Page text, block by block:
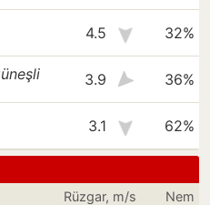
4.5 32%
3.9 36%
3.1 62%
Rüzgar, m/s Nem